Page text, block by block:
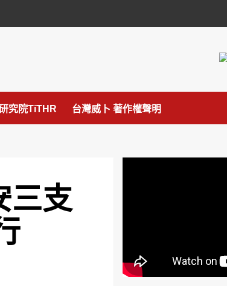
究院TiTHR 台灣威卜 著作權聲明
三支